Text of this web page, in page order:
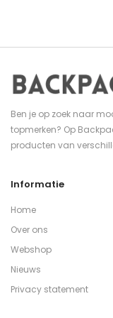
Ben je op zoek naar
topmerken? Op
producten van
Informatie
Home
Over ons
Webshop
Nieuws
Privacy statement